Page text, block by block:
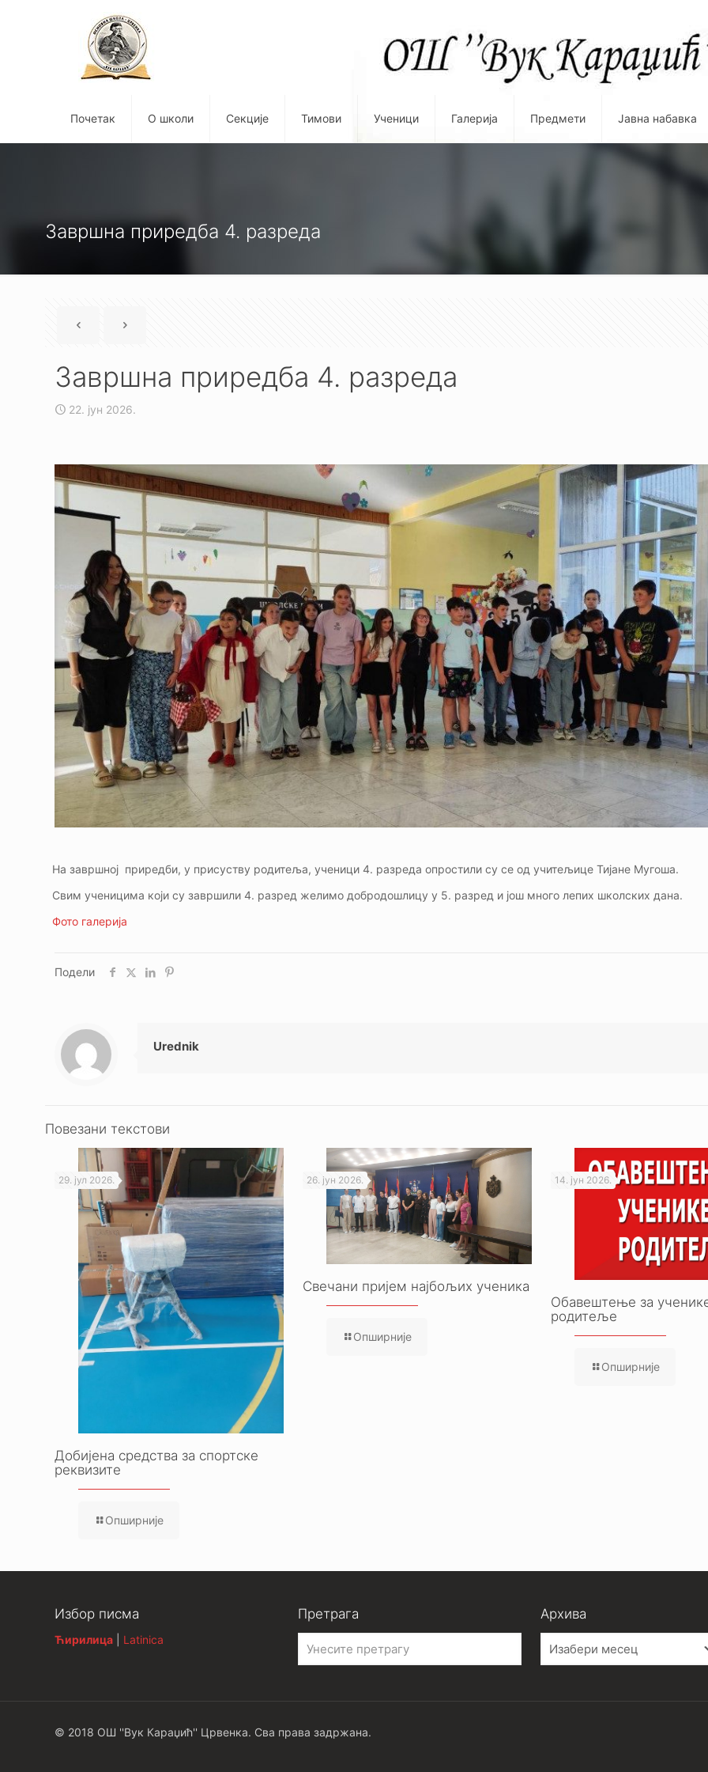
Почетак О школи Секције Тимови Ученици Галерија Предмети Јавна набавка
Завршна приредба 4. разреда
Завршна приредба 4. разреда
22. јун 2026.
На завршној приредби, у присуству родитеља, ученици 4. разреда опростили су се од учитељице Тијане Мугоша.
Свим ученицима који су завршили 4. разред желимо добродошлицу у 5. разред и још много лепих школских дана.
Фото галерија
Подели
Urednik
Повезани текстови
29. јул 2026.
Добијена средства за спортске
реквизите
Опширније
26. јун 2026.
Свечани пријем најбољих ученика
Опширније
14. јун 2026.
Обавештење за
родитеље
Опширније
Избор писма
Ћирилица Latinica
Претрага Архива
© 2018 ОШ ''Вук Караџић'' Црвенка. Сва права задржана.